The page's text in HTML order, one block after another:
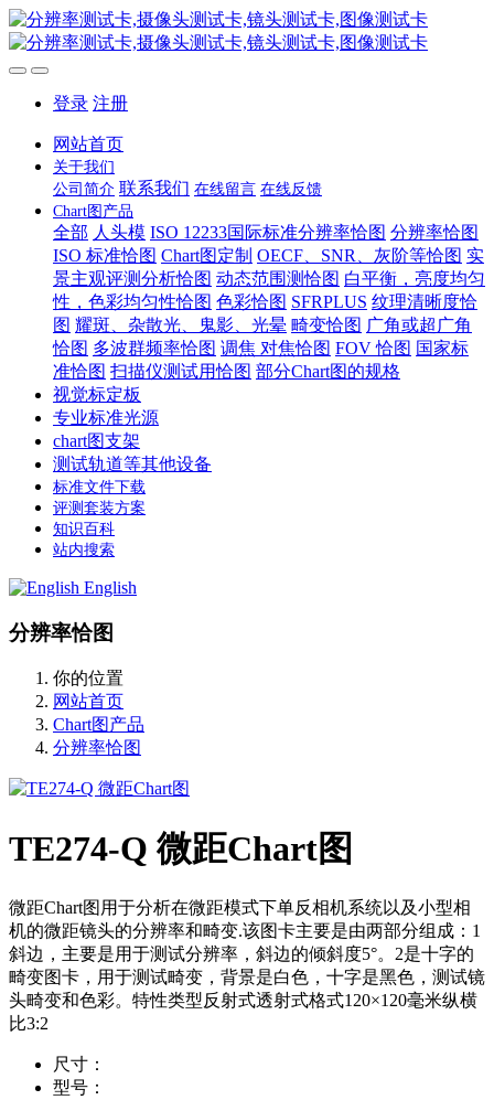
登录 注册
网站首页
关于我们
公司简介 联系我们 在线留言 在线反馈
Chart图产品
全部 人头模 ISO 12233国际标准分辨率恰图 分辨率恰图
ISO 标准恰图 Chart图定制 OECF、SNR、灰阶等恰图 实
景主观评测分析恰图 动态范围测恰图 白平衡，亮度均匀
性，色彩均匀性恰图 色彩恰图 SFRPLUS 纹理清晰度恰
图 耀斑、杂散光、鬼影、光晕 畸变恰图 广角或超广角
恰图 多波群频率恰图 调焦 对焦恰图 FOV 恰图 国家标
准恰图 扫描仪测试用恰图 部分Chart图的规格
视觉标定板
专业标准光源
chart图支架
测试轨道等其他设备
标准文件下载
评测套装方案
知识百科
站内搜索
English
分辨率恰图
你的位置
网站首页
Chart图产品
分辨率恰图
TE274-Q 微距Chart图
微距Chart图用于分析在微距模式下单反相机系统以及小型相
机的微距镜头的分辨率和畸变.该图卡主要是由两部分组成：1
斜边，主要是用于测试分辨率，斜边的倾斜度5°。2是十字的
畸变图卡，用于测试畸变，背景是白色，十字是黑色，测试镜
头畸变和色彩。特性类型反射式透射式格式120×120毫米纵横
比3:2
尺寸：
型号：